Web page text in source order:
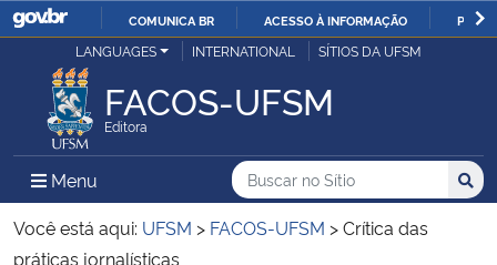
IR
O
COMUNICA BR ACESSO À INFORMAÇÃO
Ministério da Justiça e Segurança Pública
Ministério da Defesa
Ministério das Relações Exteriores
LANGUAGES INTERNATIONAL SÍTIOS DA UFSM
FACOS-UFSM
Editora
Menu Menu Principal do Sítio
Busca
Buscar no no Sítio
Busca:
Você está aqui: UFSM > FACOS-UFSM >Crítica das
práticas jornalísticas